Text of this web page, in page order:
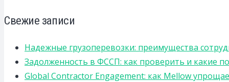
Свежие записи
Надежные грузоперевозки: преимущества
Задолженность в ФССП: как проверить и какие
Global Contractor Engagement: как Mellow